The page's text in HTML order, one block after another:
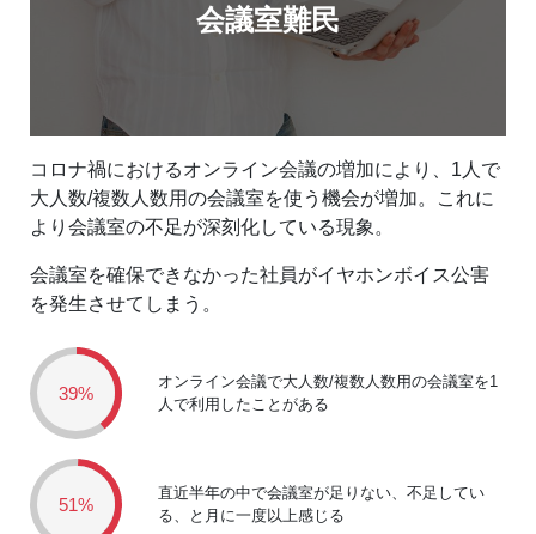
会議室難民
コロナ禍におけるオンライン会議の増加により、1人で
大人数/複数人数用の会議室を使う機会が増加。これに
より会議室の不足が深刻化している現象。
会議室を確保できなかった社員がイヤホンボイス公害
を発生させてしまう。
39%
オンライン会議で大人数/複数人数用の会議室を1
人で利用したことがある
51%
直近半年の中で会議室が足りない、不足してい
る、と月に一度以上感じる